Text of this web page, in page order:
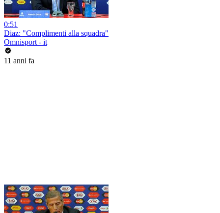
0:51
Diaz: "Complimenti alla squadra"
Omnisport - it
11 anni fa